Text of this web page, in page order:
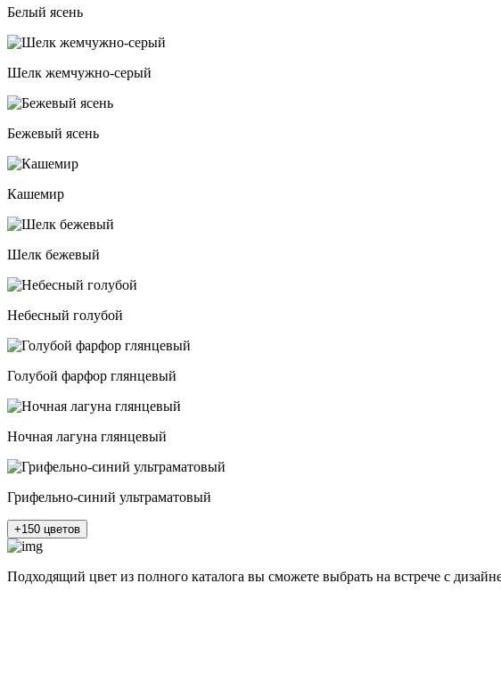
Белый ясень
Шелк жемчужно-серый
Бежевый ясень
Кашемир
Шелк бежевый
Небесный голубой
Голубой фарфор глянцевый
Ночная лагуна глянцевый
Грифельно-синий ультраматовый
+150 цветов
Подходящий цвет из полного каталога вы сможете выбрать на встрече с